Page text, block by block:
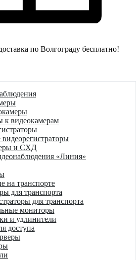
по Волгограду бесплатно!
к видеокамерам
и СХД
«Линия»
на транспорте
для транспорта
для транспорта
мониторы
и удлинители
доступа